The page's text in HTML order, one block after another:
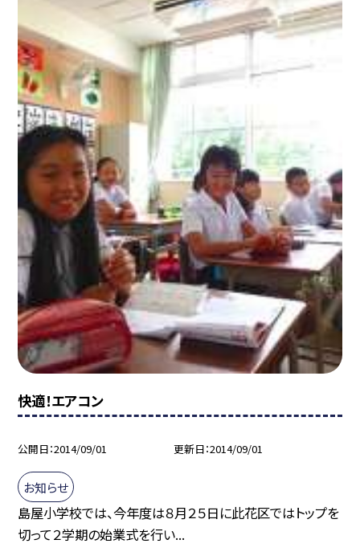
快適！エアコン
公開日 2014/09/01 更新日 2014/09/01
お知らせ
島屋小学校では、今年度は８月２５日に此花区ではトップを
切って２学期の始業式を行い...